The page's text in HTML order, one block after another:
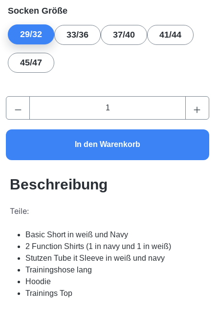
Socken Größeauswählen
29/32 33/36 37/40 41/44
45/47
Produkt Anzahl: Gib den gewünschten
In den Warenkorb
Beschreibung
Teile:
Basic Short in weiß und Navy
2 Function Shirts (1 in navy und 1 in weiß)
Stutzen Tube it Sleeve in weiß und navy
Trainingshose lang
Hoodie
Trainings Top